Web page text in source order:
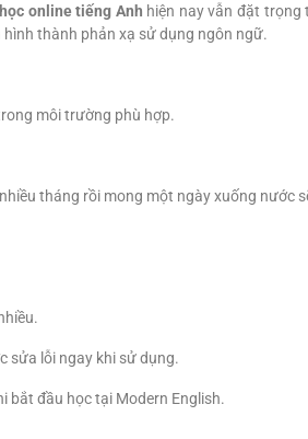
online tiếng Anh hiện nay vẫn đặt trọng
thành phản xạ sử dụng ngôn ngữ.
môi trường phù hợp.
tháng rồi mong một ngày xuống nước
sửa lỗi ngay khi sử dụng.
bắt đầu học tại Modern English.